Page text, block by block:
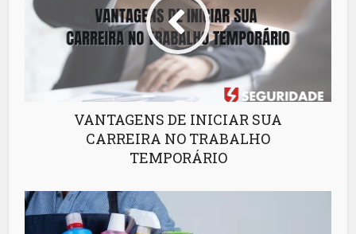
VANTAGENS DE INICIAR SUA
CARREIRA NO TRABALHO
TEMPORÁRIO